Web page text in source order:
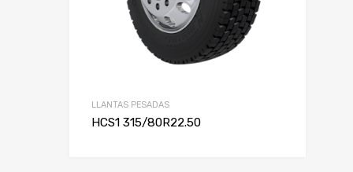
LLANTAS PESADAS
HCS1 315/80R22.50